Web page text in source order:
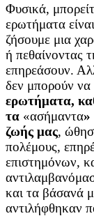
Φυσικά,
ερωτήματα
ζήσουμε μια
ή πεθαίνοντας
επηρεάσουν.
δεν μπορούν να
ερωτήματα,
τα «ασήμαντα»
ζωής μας,
πολέμους,
επιστημόνων,
και τα βάσανά
αντιλήφθηκαν